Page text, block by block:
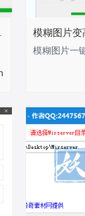
格式